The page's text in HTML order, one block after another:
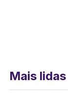
Mais lidas